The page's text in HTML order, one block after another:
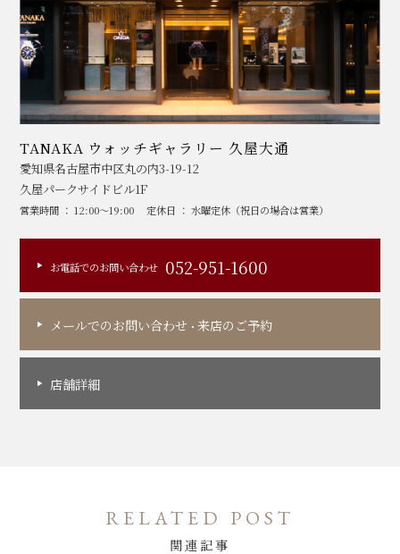
TANAKA ウォッチギャラリー 久屋大通
愛知県名古屋市中区丸の内3-19-12
久屋パークサイドビル1F
営業時間 ： 12:00～19:00 定休日 ： 水曜定休（祝日の場合は営業）
お電話でのお問い合わせ 052-951-1600
メールでのお問い合わせ ・来店のご予約
店舗詳細
RELATED POST
関連記事